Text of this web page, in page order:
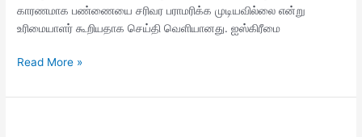
காரணமாக பண்ணையை சரிவர பராமரிக்க முடியவில்லை என்று
உரிமையாளர் கூறியதாக செய்தி வெளியானது. ஐஸ்கிரீமை
Read More »